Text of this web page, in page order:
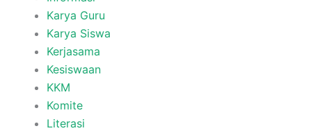
Karya Guru
Karya Siswa
Kerjasama
Kesiswaan
KKM
Komite
Literasi